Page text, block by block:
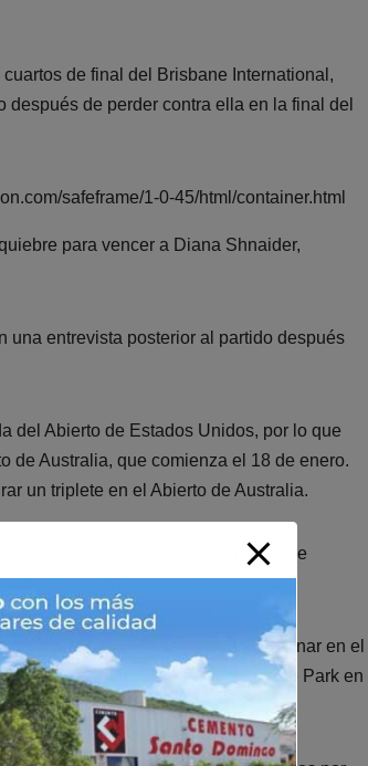
de final del Brisbane International,
de perder contra ella en la final del
safeframe/1-0-45/html/container.html
para vencer a Diana Shnaider,
una entrevista posterior al partido después
del Abierto de Estados Unidos, por lo que
de Australia, que comienza el 18 de enero.
un triplete en el Abierto de Australia.
desempates, una pausa para que le
un tercer set que duró 69 minutos.
tercer set, pero se aseguró de ganar en el
títulos en Adelaida y en Melbourne Park en